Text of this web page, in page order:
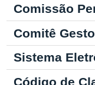
Comissão
Comitê
Sistema
Código de